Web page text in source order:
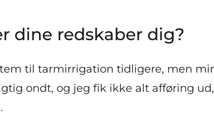
dine redskaber dig?
til tarmirrigation tidligere, men
ondt, og jeg fik ikke alt afføring